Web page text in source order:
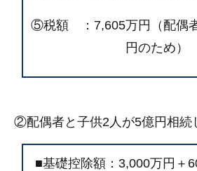
⑤税額 ：7,605万円（配偶
円のため）
②配偶者と子供2人が5億円相続
■基礎控除額：3,000万円＋